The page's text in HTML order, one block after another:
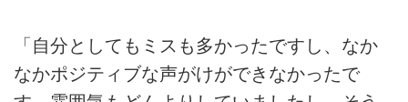
「自分としてもミスも多かったですし、なか
なかポジティブな声がけができなかったで